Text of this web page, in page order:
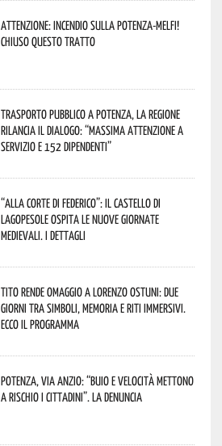
Attenzione: incendio sulla Potenza-Melfi!
Chiuso questo tratto
Trasporto pubblico a Potenza, la Regione
rilancia il dialogo: “Massima attenzione a
servizio e 152 dipendenti”
“Alla corte di Federico”: il Castello di
Lagopesole ospita le nuove Giornate
Medievali. I dettagli
Tito rende omaggio a Lorenzo Ostuni: due
giorni tra simboli, memoria e riti immersivi.
Ecco il programma
Potenza, Via Anzio: “Buio e velocità mettono
a rischio i cittadini”. La denuncia